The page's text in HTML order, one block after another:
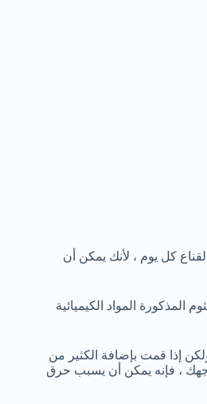
كل يوم ، لأنك يمكن أن
المذكورة المواد الكيميائية
إذا قمت بإضافة الكثير من
، فإنه يمكن أن يسبب حرق